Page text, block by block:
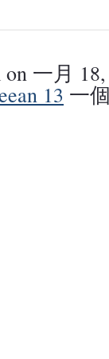
一月
13 一